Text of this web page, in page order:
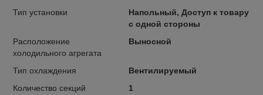
Тип установки
Напольный, Доступ к товару
с одной стороны
Расположение
холодильного агрегата
Выносной
Тип охлаждения
Вентилируемый
Количество секций
1